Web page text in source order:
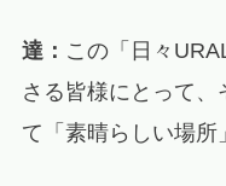
達： この「日々
さる皆様にとって
て「素晴らしい場所